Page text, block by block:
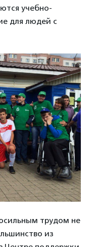
учебно-
для людей с
трудом не
из